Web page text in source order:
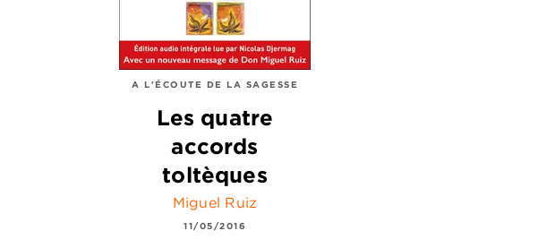
A L'ÉCOUTE DE LA SAGESSE
Les quatre
accords
toltèques
Miguel Ruiz
11/05/2016